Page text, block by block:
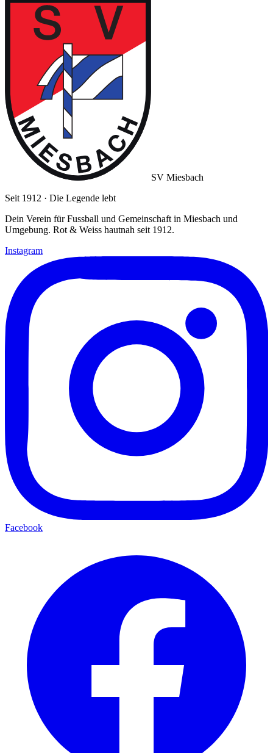
SV Miesbach
Seit 1912 · Die Legende lebt
Dein Verein für Fussball und Gemeinschaft in Miesbach und
Umgebung. Rot & Weiss hautnah seit 1912.
Instagram
Facebook